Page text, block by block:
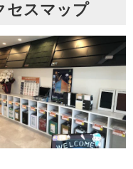
セスマップ